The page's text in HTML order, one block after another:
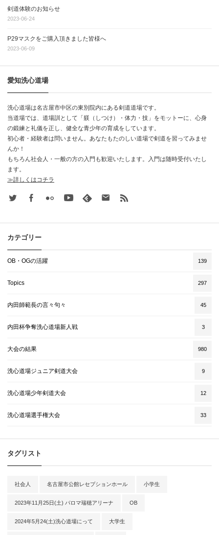
剣道体験のお知らせ
2023-06-24
P29マスクをご購入頂きました皆様へ
2023-06-09
愛知洗心道場
洗心道場は名古屋市中区の東別院内にある剣道道場です。
当道場では、道場訓として「躾（しつけ）・体力・技」をモットーに、心身
の鍛練と礼儀を正し、健全な青少年の育成をしています。
初心者・経験者は問いません。あなたもたのしい道場で剣道を習ってみませ
んか！
もちろん社会人・一般の方の入門も歓迎いたします。入門は随時受付いたし
ます。
≫詳しくはコチラ
Twitter FacebookFlickr Youtube feedly Contact
カテゴリー
OB・OGの活躍 139
Topics 297
内田師範長の言々句々 45
内田杯争奪洗心道場新人戦 3
大会の結果 980
洗心道場ジュニア剣道大会 9
洗心道場少年剣道大会 12
洗心道場選手権大会 33
タグリスト
社会人 名古屋市公館レセプションホール 小学生
2023年11月25日(土) パロマ瑞穂アリーナ OB
2024年5月24(土)洗心道場にって 大学生